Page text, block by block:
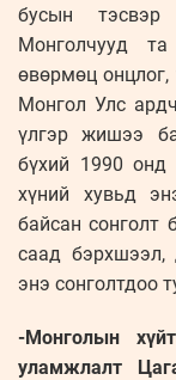
бусын
Монголчууд
өвөрмөц онцлог,
Монгол Улс
үлгэр жишээ
бүхий 1990 онд
хүний хувьд
байсан сонголт
саад бэрхшээл,
энэ сонголтдоо
-Монголын
уламжлалт